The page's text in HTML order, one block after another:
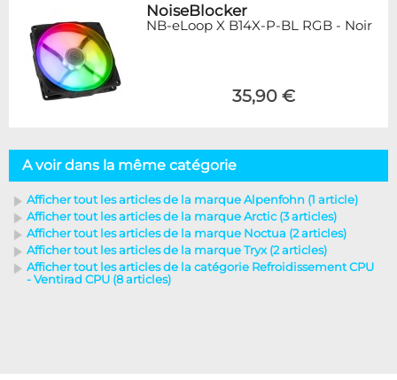
NoiseBlocker
NB-eLoop X B14X-P-BL RGB - Noir
35,90 €
A voir dans la même catégorie
Afficher tout les articles de la marque Alpenfohn (1 article)
Afficher tout les articles de la marque Arctic (3 articles)
Afficher tout les articles de la marque Noctua (2 articles)
Afficher tout les articles de la marque Tryx (2 articles)
Afficher tout les articles de la catégorie Refroidissement CPU
- Ventirad CPU (8 articles)